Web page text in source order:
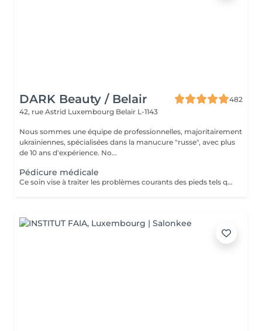
DARK Beauty / Belair
482
42, rue Astrid Luxembourg Belair L-1143
Nous sommes une équipe de professionnelles, majoritairement
ukrainiennes, spécialisées dans la manucure "russe", avec plus
de 10 ans d'expérience. No...
Pédicure médicale
Ce soin vise à traiter les problèmes courants des pieds tels que les crevasses, durillons, cors, correction des ongles incarnés.. Pris en charge avec précision par notre spécialiste. Contenu du service : -Évaluation initiale de l'état des pieds -Nettoyage hygiénique et assouplissement de la peau -Élimination des zones dures ou épaissies -Soin des ongles et mise en forme minutieuse -Traitement ciblé des zones à problème -Application d'une crème thérapeutique pour les pieds